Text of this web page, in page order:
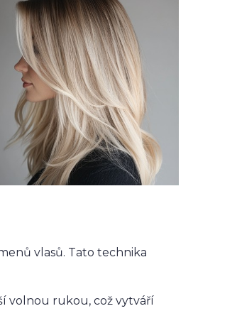
vlasů. Tato technika
volnou rukou, což vytváří